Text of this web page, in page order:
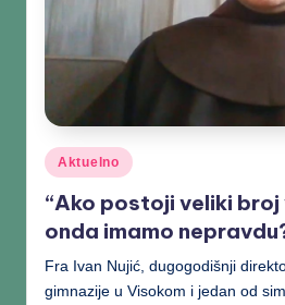
Aktuelno
“Ako postoji veliki
onda imamo
Fra Ivan Nujić, dugogodišnji
gimnazije u Visokom i jedan od